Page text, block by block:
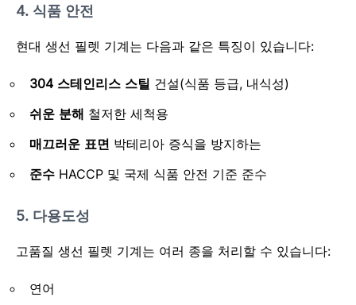
4. 식품 안전
현대 생선 필렛 기계는 다음과 같은 특징이 있습니다:
304 스테인리스 스틸 건설(식품 등급, 내식성)
쉬운 분해 철저한 세척용
매끄러운 표면 박테리아 증식을 방지하는
준수 HACCP 및 국제 식품 안전 기준 준수
5. 다용도성
고품질 생선 필렛 기계는 여러 종을 처리할 수 있습니다:
연어